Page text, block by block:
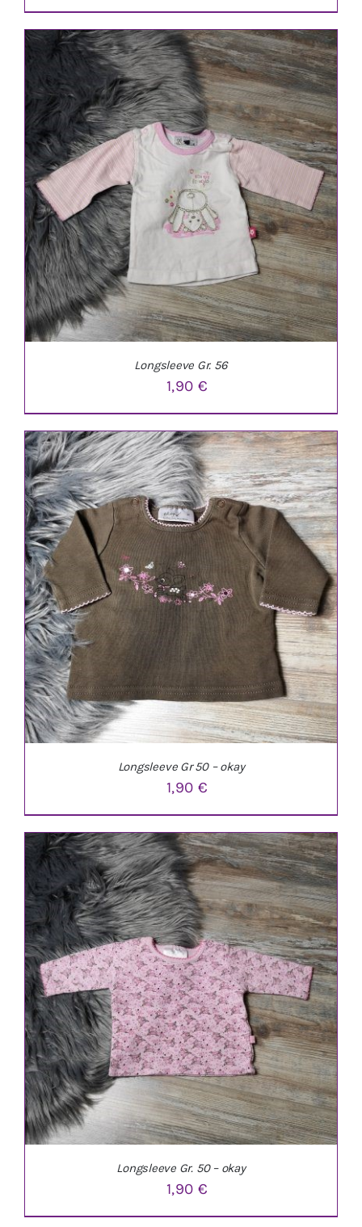
IN DEN WARENKORB / DETAILS
IN DEN WARENKORB / DETAILS
Longsleeve Gr. 56
1,90 €
IN DEN WARENKORB / DETAILS
Longsleeve Gr 50 – okay
1,90 €
Longsleeve Gr. 50 – okay
1,90 €